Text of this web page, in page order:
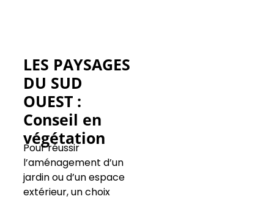
LES PAYSAGES
DU SUD
OUEST :
Conseil en
végétation
Pour réussir
l’aménagement d’un
jardin ou d’un espace
extérieur, un choix